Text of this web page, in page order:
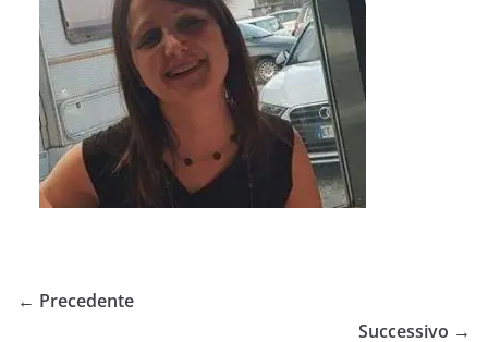
← Precedente
Successivo →